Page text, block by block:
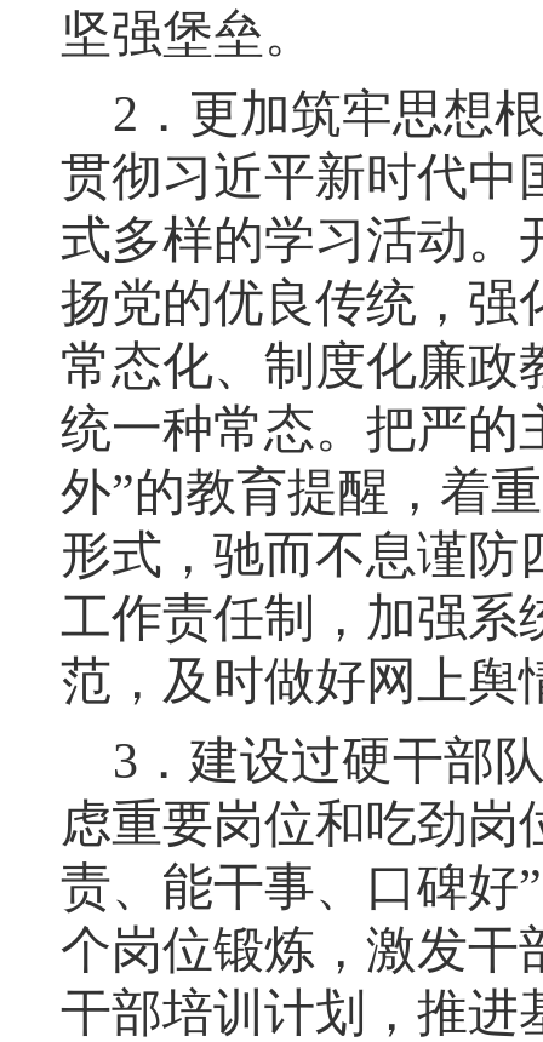
坚强堡垒。
2 ． 更加筑牢思想
贯彻习近平新时代中
式多样的学习活动。
扬党的优良传统 ， 强
常态化、制度化廉政
统一种常态。把严的
外”的教育提醒 ， 着
形式，驰而不息谨防
工作责任制，加强系
范，及时做好网上舆
3 ． 建设过硬干部
虑重要岗位和吃劲岗
责、能干事、口碑好
个岗位锻炼 ， 激发干
干部培训计划，推进